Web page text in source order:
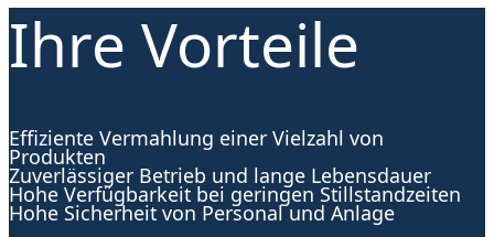
Ihre Vorteile
Effiziente Vermahlung einer Vielzahl von
Produkten
Zuverlässiger Betrieb und lange Lebensdauer
Hohe Verfügbarkeit bei geringen Stillstandzeiten
Hohe Sicherheit von Personal und Anlage